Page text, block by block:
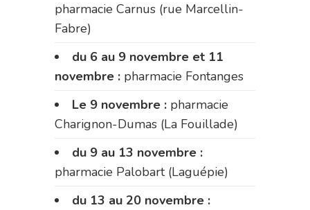
pharmacie Carnus (rue Marcellin-
Fabre)
du 6 au 9 novembre et 11
novembre : pharmacie Fontanges
Le 9 novembre : pharmacie
Charignon-Dumas (La Fouillade)
du 9 au 13 novembre :
pharmacie Palobart (Laguépie)
du 13 au 20 novembre :